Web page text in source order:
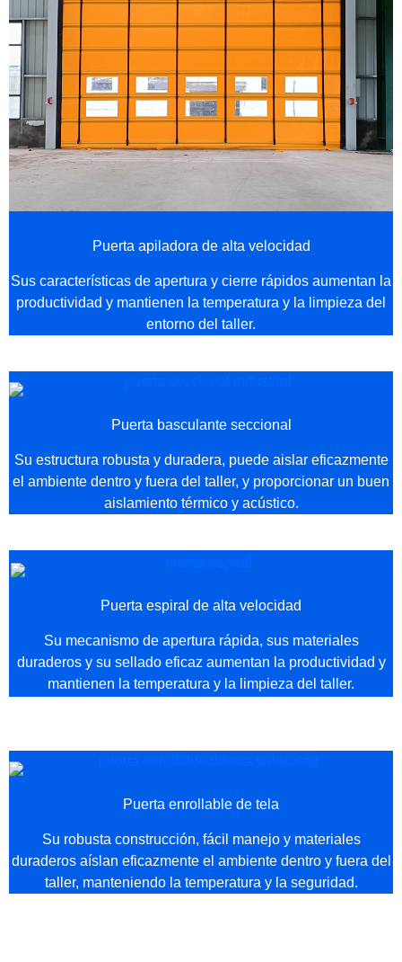
Puerta apiladora de alta velocidad
Sus características de apertura y cierre rápidos aumentan la
productividad y mantienen la temperatura y la limpieza del
entorno del taller.
Puerta basculante seccional
Su estructura robusta y duradera, puede aislar eficazmente
el ambiente dentro y fuera del taller, y proporcionar un buen
aislamiento térmico y acústico.
Puerta espiral de alta velocidad
Su mecanismo de apertura rápida, sus materiales
duraderos y su sellado eficaz aumentan la productividad y
mantienen la temperatura y la limpieza del taller.
Puerta enrollable de tela
Su robusta construcción, fácil manejo y materiales
duraderos aíslan eficazmente el ambiente dentro y fuera del
taller, manteniendo la temperatura y la seguridad.